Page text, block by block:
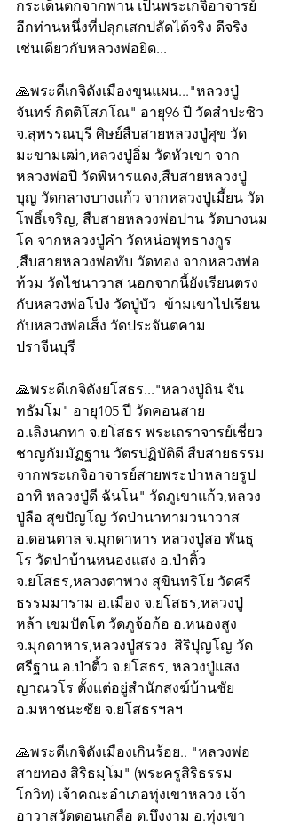
กระเด็นตกจากพาน เป็นพระเกจิอาจารย์
อีกท่านหนึ่งที่ปลุกเสกปลัดได้จริง ดีจริง
เช่นเดียวกับหลวงพ่อยิด...
🙏พระดีเกจิดังเมืองขุนแผน..."หลวงปู่
จันทร์ กิตติโสภโณ" อายุ96 ปี วัดสำปะซิว
จ.สุพรรณบุรี ศิษย์สืบสายหลวงปู่ศุข วัด
มะขามเฒ่า,หลวงปู่อิ่ม วัดหัวเขา จาก
หลวงพ่อปี วัดพิหารแดง,สืบสายหลวงปู่
บุญ วัดกลางบางแก้ว จากหลวงปู่เมี้ยน วัด
โพธิ์เจริญ, สืบสายหลวงพ่อปาน วัดบางนม
โค จากหลวงปู่คำ วัดหน่อพุทธางกูร
,สืบสายหลวงพ่อทับ วัดทอง จากหลวงพ่อ
ท้วม วัดไชนาวาส นอกจากนี้ยังเรียนตรง
กับหลวงพ่อโป่ง วัดปู่บัว- ข้ามเขาไปเรียน
กับหลวงพ่อเส็ง วัดประจันตคาม
ปราจีนบุรี
🙏พระดีเกจิดังยโสธร..."หลวงปู่ถิน จัน
ทธัมโม" อายุ105 ปี วัดคอนสาย
อ.เลิงนกทา จ.ยโสธร พระเถราจารย์เชี่ยว
ชาญกัมมัฏฐาน วัตรปฏิบัติดี สืบสายธรรม
จากพระเกจิอาจารย์สายพระป่าหลายรูป
อาทิ หลวงปู่ดี ฉันโน" วัดภูเขาแก้ว,หลวง
ปู่ลือ สุขปัญโญ วัดป่านาทามวนาวาส
อ.ดอนตาล จ.มุกดาหาร หลวงปู่สอ พันธุ
โร วัดป่าบ้านหนองแสง อ.ป่าติ้ว
จ.ยโสธร,หลวงตาพวง สุขินทริโย วัดศรี
ธรรมมาราม อ.เมือง จ.ยโสธร,หลวงปู่
หล้า เขมปัตโต วัดภูจ้อก้อ อ.หนองสูง
จ.มุกดาหาร,หลวงปู่สรวง  สิริปุญโญ วัด
ศรีฐาน อ.ป่าติ้ว จ.ยโสธร, หลวงปู่แสง
ญาณวโร ตั้งแต่อยู่สำนักสงฆ์บ้านชัย
อ.มหาชนะชัย จ.ยโสธรฯลฯ
🙏พระดีเกจิดังเมืองเกินร้อย.. "หลวงพ่อ
สายทอง สิริธมฺโม" (พระครูสิริธรรม
โกวิท) เจ้าคณะอำเภอทุ่งเขาหลวง เจ้า
อาวาสวัดดอนเกลือ ต.บึงงาม อ.ทุ่งเขา